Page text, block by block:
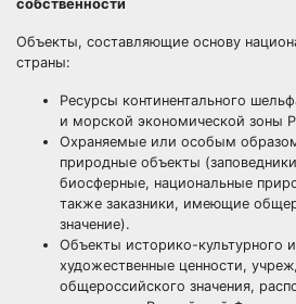
собственности
Объекты, составляющие основу
страны:
Ресурсы континентального
и морской экономической зоны
Охраняемые или особым
природные объекты
биосферные, национальные
также заказники, имеющие
значение).
Объекты историко-культурного
художественные ценности,
общероссийского значения,